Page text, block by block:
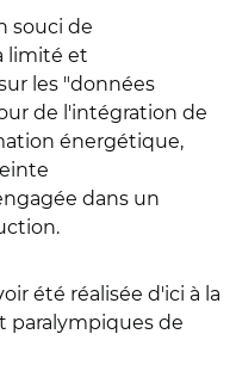
souci de
limité et
les "données
de l'intégration de
énergétique,
dans un
été réalisée d'ici à la
paralympiques de